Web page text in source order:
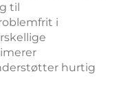
til
i
hurtig